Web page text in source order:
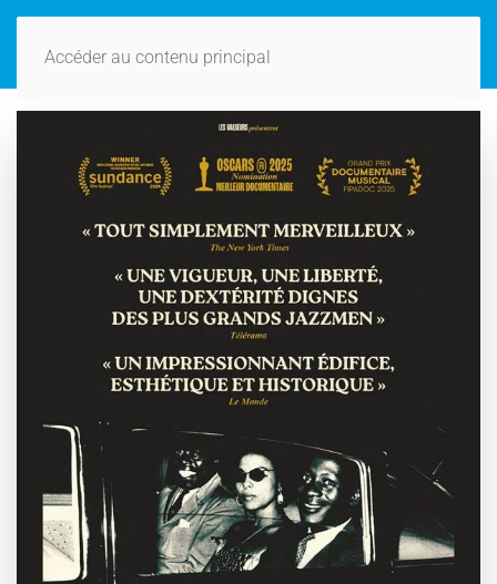
Accéder au contenu principal